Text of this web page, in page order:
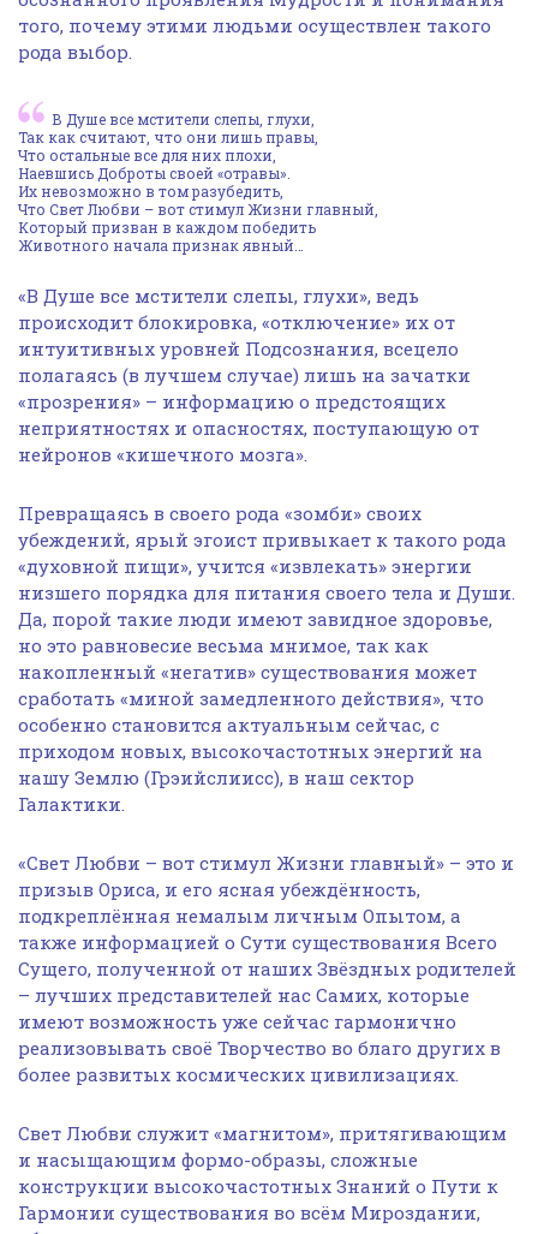
того, почему этими людьми осуществлен такого
рода выбор.
В Душе все мстители слепы, глухи,
Так как считают, что они лишь правы,
Что остальные все для них плохи,
Наевшись Доброты своей «отравы».
Их невозможно в том разубедить,
Что Свет Любви – вот стимул Жизни главный,
Который призван в каждом победить
Животного начала признак явный…
«В Душе все мстители слепы, глухи», ведь
происходит блокировка, «отключение» их от
интуитивных уровней Подсознания, всецело
полагаясь (в лучшем случае) лишь на зачатки
«прозрения» – информацию о предстоящих
неприятностях и опасностях, поступающую от
нейронов «кишечного мозга».
Превращаясь в своего рода «зомби» своих
убеждений, ярый эгоист привыкает к такого рода
«духовной пищи», учится «извлекать» энергии
низшего порядка для питания своего тела и Души.
Да, порой такие люди имеют завидное здоровье,
но это равновесие весьма мнимое, так как
накопленный «негатив» существования может
сработать «миной замедленного действия», что
особенно становится актуальным сейчас, с
приходом новых, высокочастотных энергий на
нашу Землю (Грэийслиисс), в наш сектор
Галактики.
«Свет Любви – вот стимул Жизни главный» – это и
призыв Ориса, и его ясная убеждённость,
подкреплённая немалым личным Опытом, а
также информацией о Сути существования Всего
Сущего, полученной от наших Звёздных родителей
– лучших представителей нас Самих, которые
имеют возможность уже сейчас гармонично
реализовывать своё Творчество во благо других в
более развитых космических цивилизациях.
Свет Любви служит «магнитом», притягивающим
и насыщающим формо-образы, сложные
конструкции высокочастотных Знаний о Пути к
Гармонии существования во всём Мироздании,